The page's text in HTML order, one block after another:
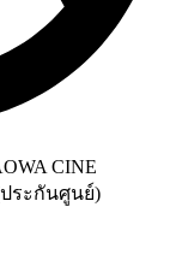
CINE
ประกันศูนย์)